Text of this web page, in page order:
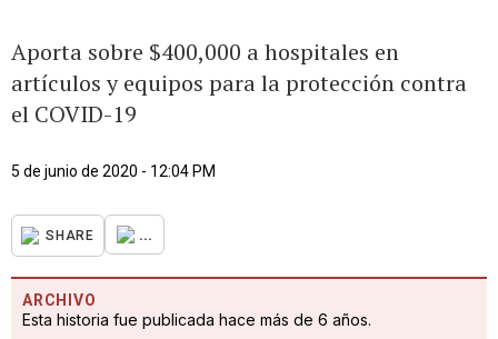
Aporta sobre $400,000 a hospitales en
artículos y equipos para la protección contra
el COVID-19
5 de junio de 2020 - 12:04 PM
SHARE ...
ARCHIVO
Esta historia fue publicada hace más de 6 años.